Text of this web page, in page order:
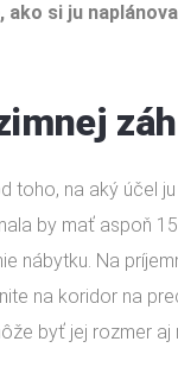
ako si ju
toho, na aký účel
by mať aspoň
nábytku. Na
na koridor na
byť jej rozmer aj